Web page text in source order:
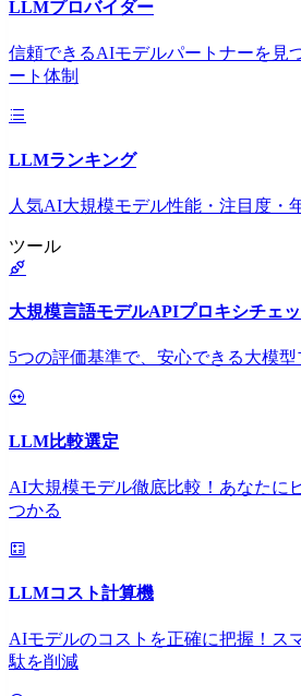
LLMプロバイダー
信頼できるAIモデルパートナーを見
ート体制
LLMランキング
人気AI大規模モデル性能・注目度・
ツール
大規模言語モデルAPIプロキシチェ
5つの評価基準で、安心できる大模
LLM比較選定
AI大規模モデル徹底比較！あなたに
つかる
LLMコスト計算機
AIモデルのコストを正確に把握！ス
駄を削減